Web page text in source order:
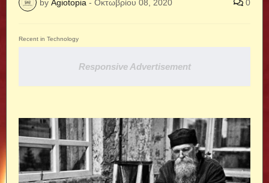
by Agiotopia - Οκτωβρίου 08, 2020 0
Recent in Technology
Responsive Advertisement